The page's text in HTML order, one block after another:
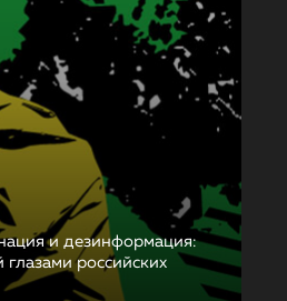
и дезинформация:
российских